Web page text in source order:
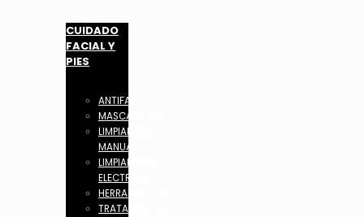
CUIDADO
FACIAL Y
PIES
ANTIFAZ
MASCARILLAS
LIMPIADORES
MANUAL
LIMPIADORES
ELECTRICOS
HERRAMIENTAS
TRATAMIENTOS